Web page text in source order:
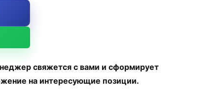
свяжется с вами и сформирует
на интересующие позиции.